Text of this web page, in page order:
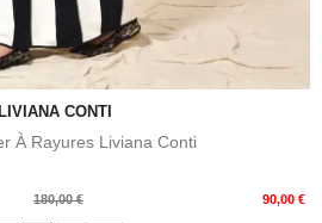
LIVIANA CONTI
À Rayures Liviana Conti
180,00 € 90,00 €